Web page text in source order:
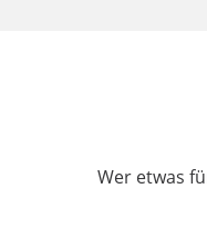
Wer etwas